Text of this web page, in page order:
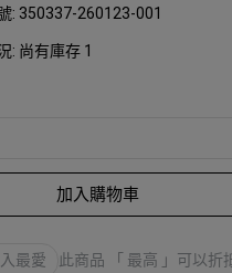
: 350337-260123-001
: 尚有庫存 1
加入購物車
最愛 此商品 「 最高 」可以折